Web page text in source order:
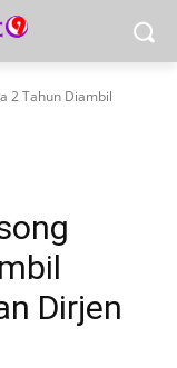
2 Tahun Diambil
Dirjen